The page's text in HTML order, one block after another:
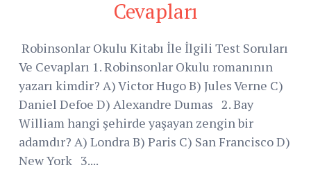
Cevapları
Robinsonlar Okulu Kitabı İle İlgili Test Soruları
Ve Cevapları 1. Robinsonlar Okulu romanının
yazarı kimdir? A) Victor Hugo B) Jules Verne C)
Daniel Defoe D) Alexandre Dumas 2. Bay
William hangi şehirde yaşayan zengin bir
adamdır? A) Londra B) Paris C) San Francisco D)
New York 3....